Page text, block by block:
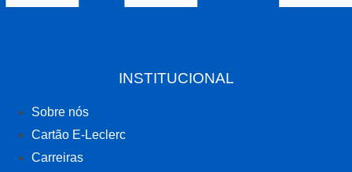
INSTITUCIONAL
Sobre nós
Cartão E-Leclerc
Carreiras